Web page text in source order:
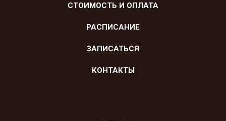
СТОИМОСТЬ И ОПЛАТА
РАСПИСАНИЕ
ЗАПИСАТЬСЯ
КОНТАКТЫ